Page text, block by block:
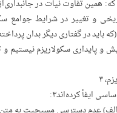
همین‌ تفاوت‌ نیات‌ در
و تغییر در شرایط‌ جوامع‌
باید در گفتاری‌ دیگر بدان‌
و پایداری‌ سکولاریزم‌
ایفأ کرده‌اند۳: